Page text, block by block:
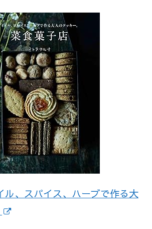
ル、スパイス、ハーブで作る大